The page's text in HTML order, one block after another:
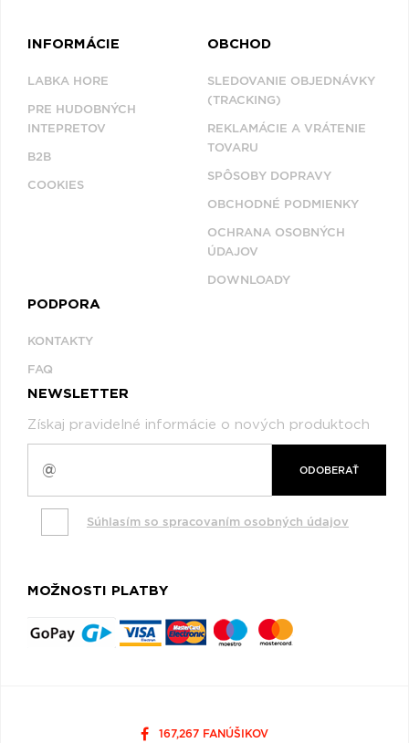
INFORMÁCIE
LABKA HORE
PRE HUDOBNÝCH
INTEPRETOV
B2B
COOKIES
OBCHOD
SLEDOVANIE OBJEDNÁVKY
(TRACKING)
REKLAMÁCIE A VRÁTENIE
TOVARU
SPÔSOBY DOPRAVY
OBCHODNÉ PODMIENKY
OCHRANA OSOBNÝCH
ÚDAJOV
DOWNLOADY
PODPORA
KONTAKTY
FAQ
NEWSLETTER
Získaj pravidelné informácie o nových produktoch
ODOBERAŤ
Súhlasím so spracovaním osobných údajov
MOŽNOSTI PLATBY
167,267 FANÚŠIKOV